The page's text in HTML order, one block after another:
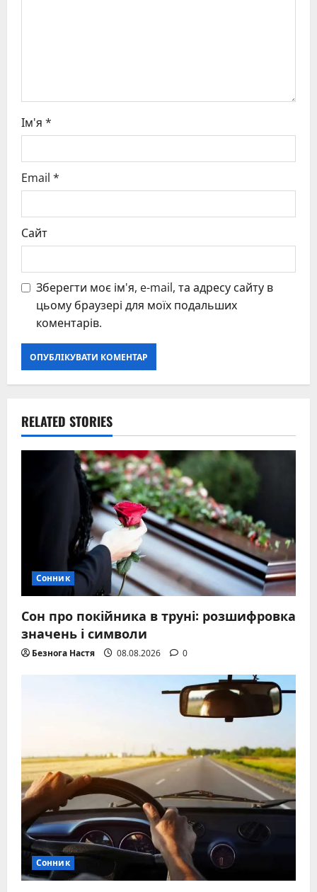
Ім'я *
Email *
Сайт
Зберегти моє ім'я, e-mail, та адресу сайту в
цьому браузері для моїх подальших
коментарів.
RELATED STORIES
Сонник
Сон про покійника в труні: розшифровка
значень і символи
Безнога Настя 08.08.2026 0
Сонник